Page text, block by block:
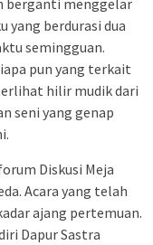
berganti menggelar
yang berdurasi dua
semingguan.
pun yang terkait
hilir mudik dari
seni yang genap
Diskusi Meja
Acara yang telah
ajang pertemuan.
Dapur Sastra